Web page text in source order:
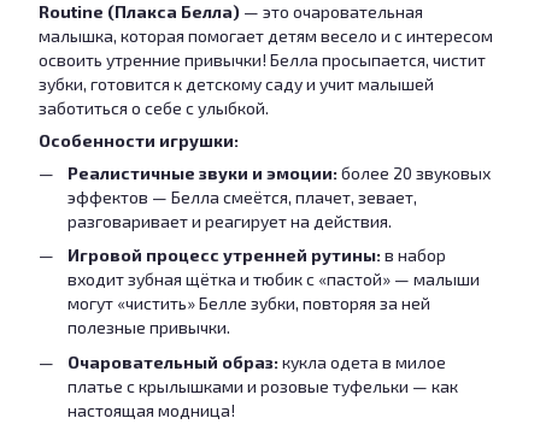
Routine (Плакса Белла) — это очаровательная
малышка, которая помогает детям весело и с интересом
освоить утренние привычки! Белла просыпается, чистит
зубки, готовится к детскому саду и учит малышей
заботиться о себе с улыбкой.
Особенности игрушки:
Реалистичные звуки и эмоции: более 20 звуковых
эффектов — Белла смеётся, плачет, зевает,
разговаривает и реагирует на действия.
Игровой процесс утренней рутины: в набор
входит зубная щётка и тюбик с «пастой» — малыши
могут «чистить» Белле зубки, повторяя за ней
полезные привычки.
Очаровательный образ: кукла одета в милое
платье с крылышками и розовые туфельки — как
настоящая модница!